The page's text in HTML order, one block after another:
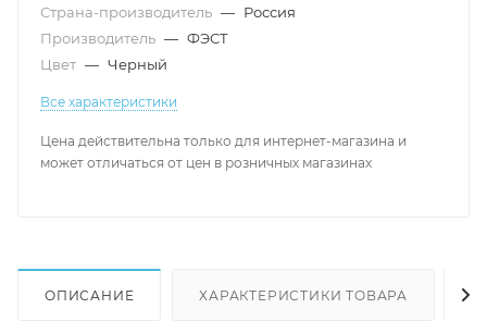
Страна-производитель — Россия
Производитель — ФЭСТ
Цвет — Черный
Все характеристики
Цена действительна только для интернет-магазина и
может отличаться от цен в розничных магазинах
ОПИСАНИЕ ХАРАКТЕРИСТИКИ ТОВАРА